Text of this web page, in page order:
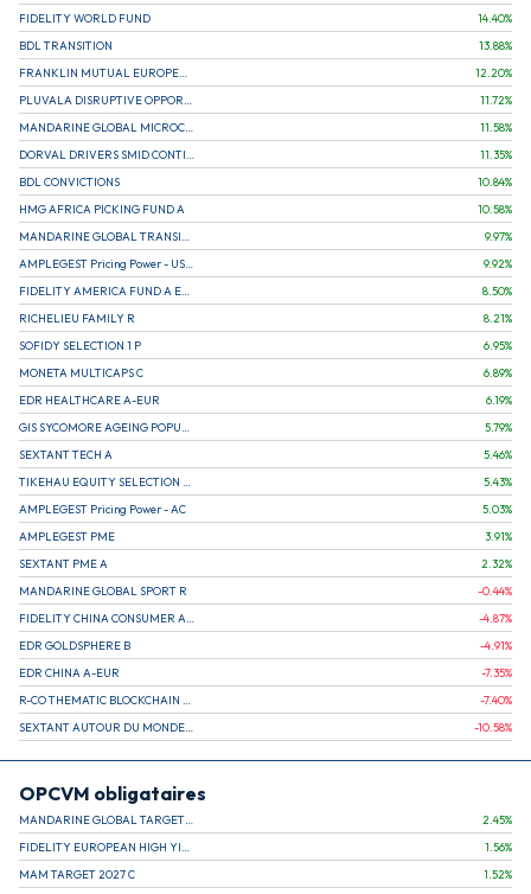
FIDELITY WORLD FUND
14.40%
BDL TRANSITION
13.88%
12.20%
11.72%
11.58%
11.35%
BDL CONVICTIONS
10.84%
HMG AFRICA PICKING FUND A
10.58%
9.97%
9.92%
8.50%
RICHELIEU FAMILY R
8.21%
SOFIDY SELECTION 1 P
6.95%
MONETA MULTICAPS C
6.89%
EDR HEALTHCARE A-EUR
6.19%
5.79%
SEXTANT TECH A
5.46%
5.43%
AMPLEGEST Pricing Power - AC
5.03%
AMPLEGEST PME
3.91%
SEXTANT PME A
2.32%
MANDARINE GLOBAL SPORT R
-0.44%
-4.87%
EDR GOLDSPHERE B
-4.91%
EDR CHINA A-EUR
-7.35%
-7.40%
-10.58%
OPCVM obligataires
2.45%
1.56%
MAM TARGET 2027 C
1.52%